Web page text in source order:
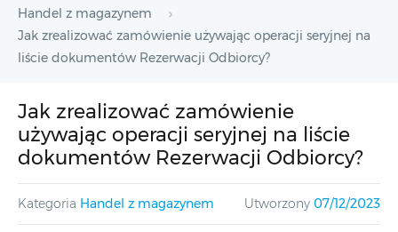
Handel z magazynem
Jak zrealizować zamówienie używając operacji seryjnej na
liście dokumentów Rezerwacji Odbiorcy?
Jak zrealizować zamówienie
używając operacji seryjnej na liście
dokumentów Rezerwacji Odbiorcy?
Kategoria Handel z magazynem Utworzony 07/12/2023